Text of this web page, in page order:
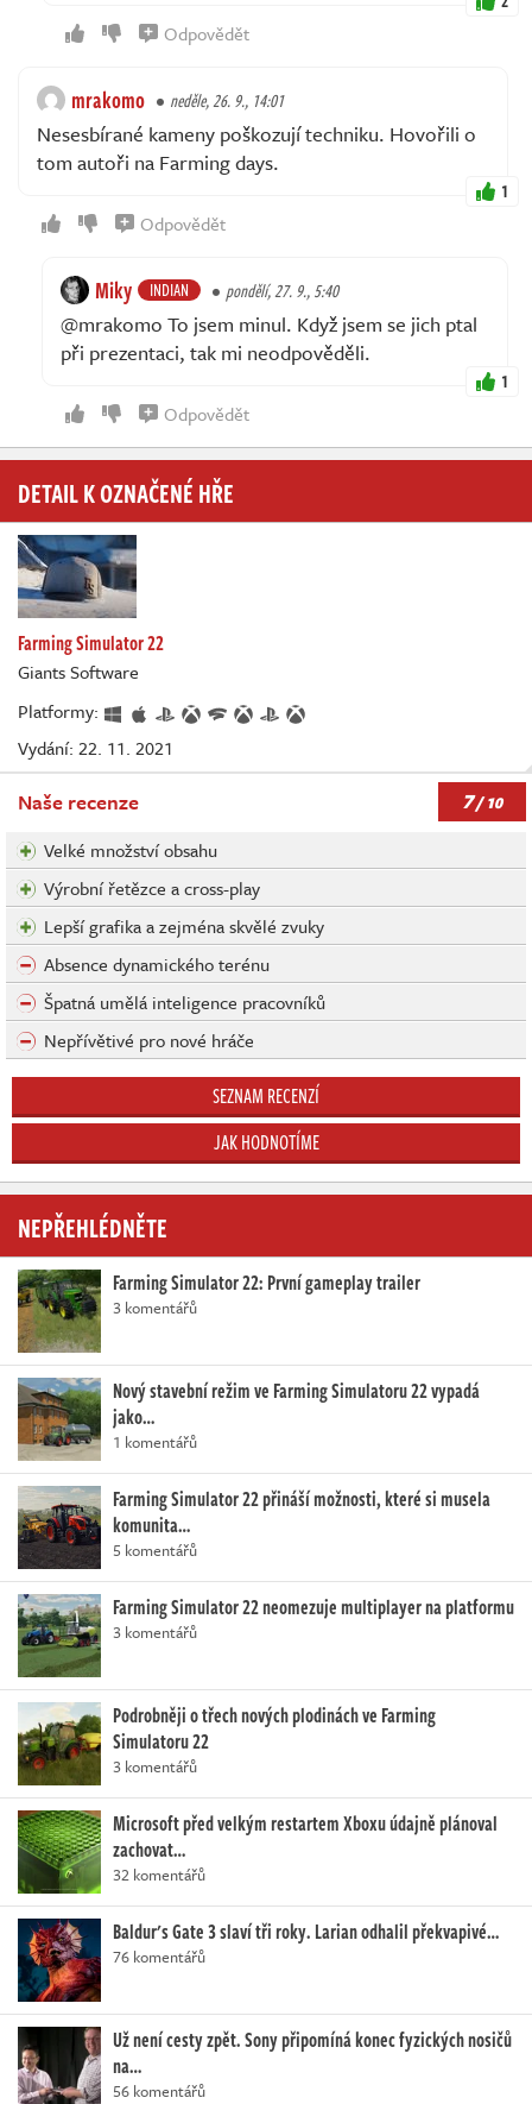
Odpovědět
mrakomo neděle, 26. 9., 14:01
Nesesbírané kameny poškozují techniku. Hovořili o
tom autoři na Farming days.
1
Odpovědět
Miky INDIAN pondělí, 27. 9., 5:40
@mrakomo To jsem minul. Když jsem se jich ptal
při prezentaci, tak mi neodpověděli.
1
Odpovědět
DETAIL K OZNAČENÉ HŘE
Farming Simulator 22
Giants Software
Platformy:
Vydání: 22. 11. 2021
Naše recenze 7/ 10
Velké množství obsahu
Výrobní řetězce a cross-play
Lepší grafika a zejména skvělé zvuky
Absence dynamického terénu
Špatná umělá inteligence pracovníků
Nepřívětivé pro nové hráče
SEZNAM RECENZÍ
JAK HODNOTÍME
NEPŘEHLÉDNĚTE
Farming Simulator 22: První gameplay trailer
3 komentářů
Nový stavební režim ve Farming Simulatoru 22 vypadá
jako…
1 komentářů
Farming Simulator 22 přináší možnosti, které si musela
komunita…
5 komentářů
Farming Simulator 22 neomezuje multiplayer na platformu
3 komentářů
Podrobněji o třech nových plodinách ve Farming
Simulatoru 22
3 komentářů
Microsoft před velkým restartem Xboxu údajně plánoval
zachovat…
32 komentářů
Baldur's Gate 3 slaví tři roky. Larian odhalil překvapivé…
76 komentářů
Už není cesty zpět. Sony připomíná konec fyzických nosičů
na…
56 komentářů